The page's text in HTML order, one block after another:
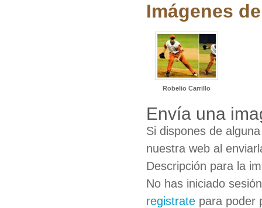
Imágenes
Robelio Carrillo
Envía una
Si dispones de
nuestra web al
Descripción para la
No has iniciado
registrate para poder